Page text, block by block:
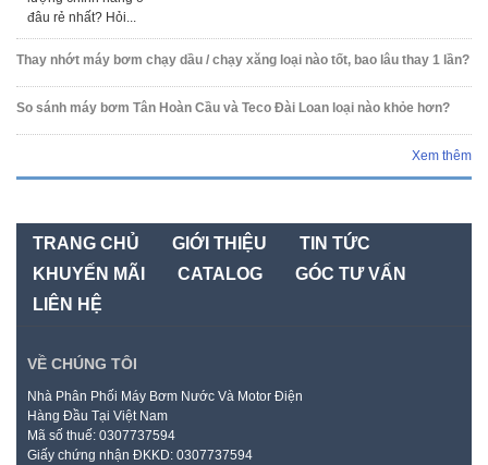
đâu rẻ nhất? Hỏi...
Thay nhớt máy bơm chạy dầu / chạy xăng loại nào tốt, bao lâu thay 1 lần?
So sánh máy bơm Tân Hoàn Cầu và Teco Đài Loan loại nào khỏe hơn?
Xem thêm
TRANG CHỦ GIỚI THIỆU
TIN TỨC
KHUYẾN MÃI
CATALOG
GÓC TƯ VẤN
LIÊN HỆ
VỀ CHÚNG TÔI
Nhà Phân Phối Máy Bơm Nước Và Motor Điện
Hàng Đầu Tại Việt Nam
Mã số thuế: 0307737594
Giấy chứng nhận ĐKKD: 0307737594